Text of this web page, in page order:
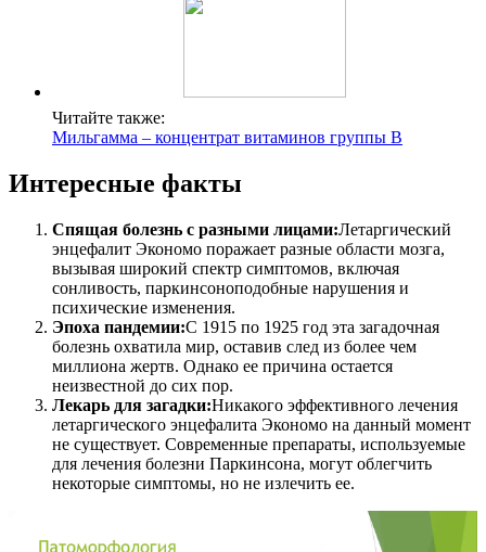
Читайте также:
Мильгамма – концентрат витаминов группы В
Интересные факты
Спящая болезнь с разными лицами:Летаргический
энцефалит Экономо поражает разные области мозга,
вызывая широкий спектр симптомов, включая
сонливость, паркинсоноподобные нарушения и
психические изменения.
Эпоха пандемии:С 1915 по 1925 год эта загадочная
болезнь охватила мир, оставив след из более чем
миллиона жертв. Однако ее причина остается
неизвестной до сих пор.
Лекарь для загадки:Никакого эффективного лечения
летаргического энцефалита Экономо на данный момент
не существует. Современные препараты, используемые
для лечения болезни Паркинсона, могут облегчить
некоторые симптомы, но не излечить ее.